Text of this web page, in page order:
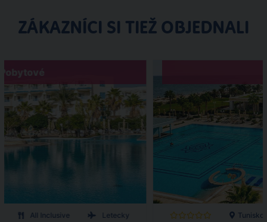
ZÁKAZNÍCI SI TIEŽ OBJEDNALI
All Inclusive Letecky Tunisko